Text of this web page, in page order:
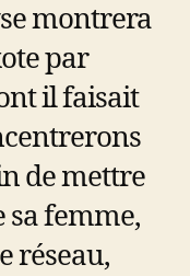
montrera
par
il faisait
de mettre
sa femme,
réseau,